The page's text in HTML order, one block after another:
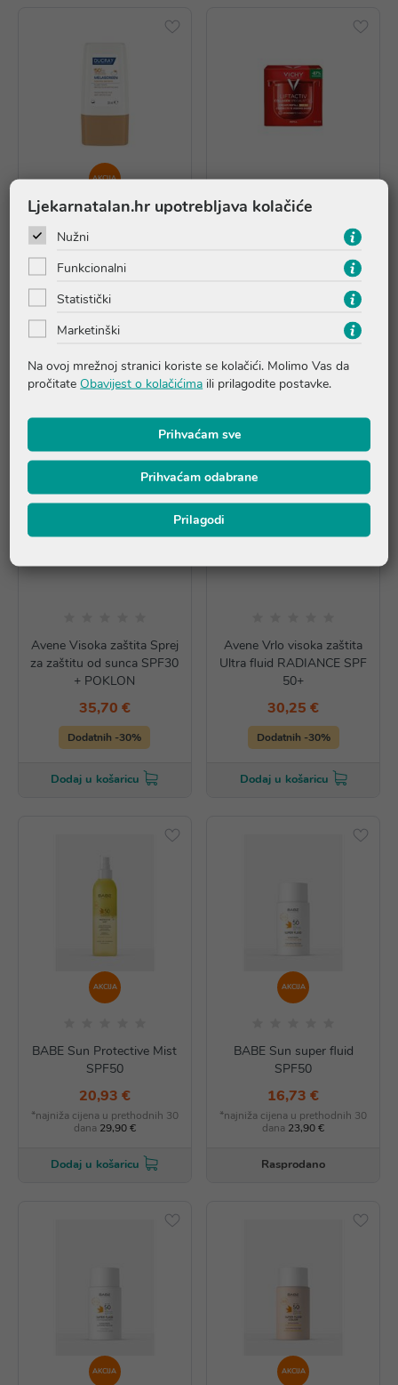
AKCIJA
Ducray Melascreen tonirani
zaštitni fluid protiv mrlja
SPF50+
15,98 €
*najniža cijena u prethodnih 30
dana19,98 €
Dodaj u košaricu
Vichy Liftactiv Collagen
Spacialist 16 dnevna krema
Dodaj u košaricu
Avene Visoka zaštita Sprej
za zaštitu od sunca SPF30
+ POKLON
35,70 €
Dodatnih -30%
Dodaj u košaricu
Avene Vrlo visoka zaštita
Ultra fluid RADIANCE SPF
50+
30,25 €
Dodatnih -30%
Dodaj u košaricu
AKCIJA
BABE Sun Protective Mist
SPF50
20,93 €
*najniža cijena u prethodnih 30
dana 29,90 €
Dodaj u košaricu
AKCIJA
BABE Sun super fluid
SPF50
16,73 €
*najniža cijena u prethodnih 30
dana 23,90 €
Rasprodano
AKCIJA AKCIJA
Ljekarnatalan.hr upotrebljava kolačiće
Nužni
Funkcionalni
Statistički
Marketinški
Na ovoj mrežnoj stranici koriste se kolačići. Molimo Vas da
pročitate Obavijest o kolačićima ili prilagodite postavke.
Prihvaćam sve
Prihvaćam odabrane
Prilagodi